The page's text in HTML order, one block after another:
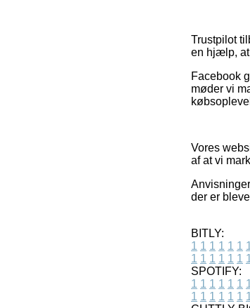
Trustpilot
en hjælp, at
Facebook
møder vi
Vores
af at vi
der er
BITLY:
1 1 1 1 1 1
1 1 1 1 1 1
SPOTIFY:
1 1 1 1 1 1
1 1 1 1 1 1